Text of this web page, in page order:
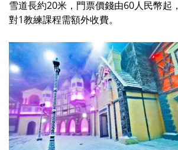
雪道長約20米，門票價錢由60人民幣起，
對1教練課程需額外收費。